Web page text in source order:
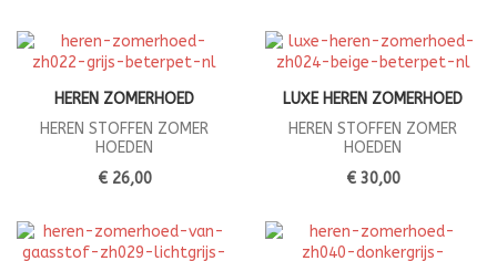
HEREN ZOMERHOED
HEREN STOFFEN ZOMER
HOEDEN
€ 26,00
LUXE HEREN ZOMERHOED
HEREN STOFFEN ZOMER
HOEDEN
€ 30,00